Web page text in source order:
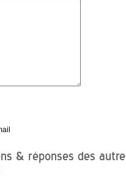
& réponses des